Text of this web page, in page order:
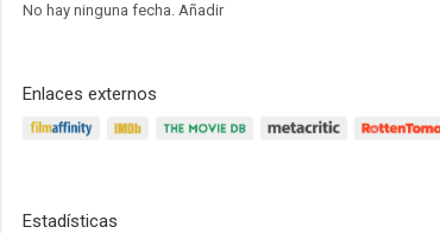
No hay ninguna fecha. Añadir
Enlaces externos
Estadísticas